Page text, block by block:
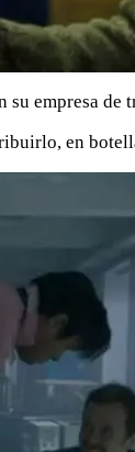
empresa
en